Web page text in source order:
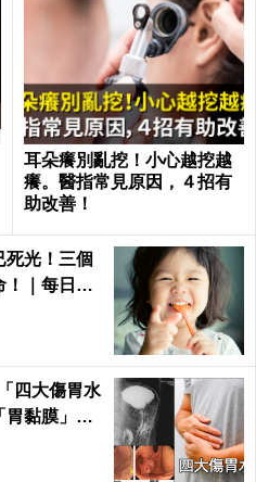
耳朵癢別亂挖！小心越挖越
癢。醫指常見原因，４招有
助改善！
死光！三個
！｜每日健
四大傷胃水
胃黏膜」不